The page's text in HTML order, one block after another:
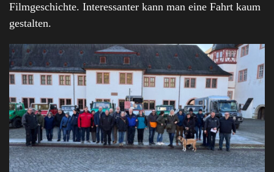
Filmgeschichte. Interessanter kann man eine Fahrt kaum
gestalten.